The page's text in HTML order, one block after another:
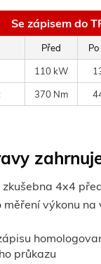
Se zápisem do
Před
110 kW
370 Nm
4x4
měření výkonu na
průkazu